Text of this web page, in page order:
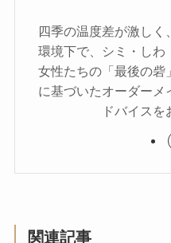
四季の温度差が激しく
環境下で、シミ・しわ
女性たちの「最後の砦
に基づいたオーダーメ
ドバイスを
関連記事